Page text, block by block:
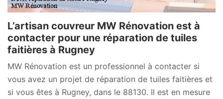
L’artisan couvreur MW Rénovation est à
contacter pour une réparation de tuiles
faitières à Rugney
MW Rénovation est un professionnel à contacter si
vous avez un projet de réparation de tuiles faitières et
si vous êtes à Rugney, dans le 88130. Il est en mesure